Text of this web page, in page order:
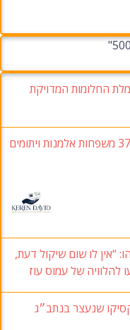
החלומות המדויקת
קרן דוד מציבה יעד חדש: ליווי ותמיכה ב-37 משפחות אלמנות ויתומים
לו שום שיקול דעת,
של עמוס עוז
שנעצר בנתב״ג